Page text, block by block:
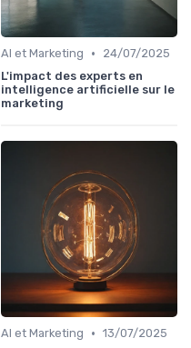
AI et Marketing •
24/07/2025
L'impact des experts en
intelligence artificielle sur le
marketing
AI et Marketing • 13/07/2025